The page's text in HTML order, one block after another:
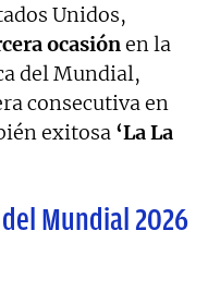
Unidos,
ocasiónen la
del Mundial,
consecutiva en
exitosa ‘La La
Mundial 2026